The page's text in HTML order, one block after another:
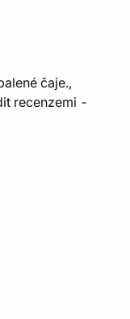
čaje.,
recenzemi -